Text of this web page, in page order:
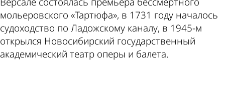
мольеровского «Тартюфа», в 1731 году началось
судоходство по Ладожскому каналу, в 1945-м
открылся Новосибирский государственный
академический театр оперы и балета.